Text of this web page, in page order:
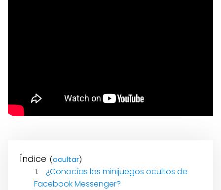
Índice ( )
¿Conocías los minijuegos ocultos de
Facebook Messenger?